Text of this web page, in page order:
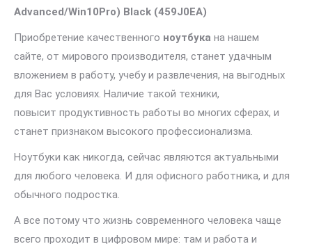
Advanced/Win10Pro) Black (459J0EA)
Приобретение качественного ноутбука на нашем
сайте, от мирового производителя, станет удачным
вложением в работу, учебу и развлечения, на выгодных
для Вас условиях. Наличие такой техники,
повысит продуктивность работы во многих сферах, и
станет признаком высокого профессионализма.
Ноутбуки как никогда, сейчас являются актуальными
для любого человека. И для офисного работника, и для
обычного подростка.
А все потому что жизнь современного человека чаще
всего проходит в цифровом мире: там и работа и